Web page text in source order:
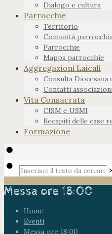
Dialogo e cultura
Parrocchie
Territorio
Comunità
Parrocchie
Mappa parrocchie
Aggregazioni Laicali
Consulta
Contatti
Vita Consacrata
CISM e USMI
Recapiti delle case
Formazione
Messa ore 18:00
Home
Eventi
Messa ore 18:00